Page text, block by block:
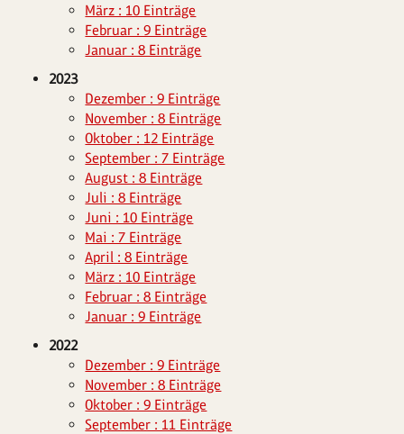
März : 10 Einträge
Februar : 9 Einträge
Januar : 8 Einträge
2023
Dezember : 9 Einträge
November : 8 Einträge
Oktober : 12 Einträge
September : 7 Einträge
August : 8 Einträge
Juli : 8 Einträge
Juni : 10 Einträge
Mai : 7 Einträge
April : 8 Einträge
März : 10 Einträge
Februar : 8 Einträge
Januar : 9 Einträge
2022
Dezember : 9 Einträge
November : 8 Einträge
Oktober : 9 Einträge
September : 11 Einträge